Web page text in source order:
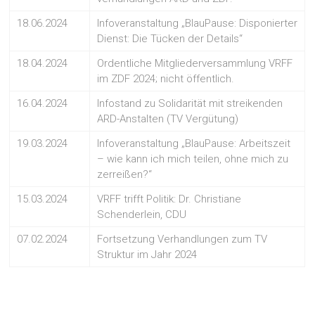
18.06.2024
Infoveranstaltung „BlauPause: Disponierter
Dienst: Die Tücken der Details“
18.04.2024
Ordentliche Mitgliederversammlung VRFF
im ZDF 2024; nicht öffentlich.
16.04.2024
Infostand zu Solidarität mit streikenden
ARD-Anstalten (TV Vergütung)
19.03.2024
Infoveranstaltung „BlauPause: Arbeitszeit
– wie kann ich mich teilen, ohne mich zu
zerreißen?“
15.03.2024
VRFF trifft Politik: Dr. Christiane
Schenderlein, CDU
07.02.2024
Fortsetzung Verhandlungen zum TV
Struktur im Jahr 2024